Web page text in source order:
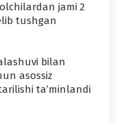
jami 2
tushgan
bilan
asossiz
ta’minlandi